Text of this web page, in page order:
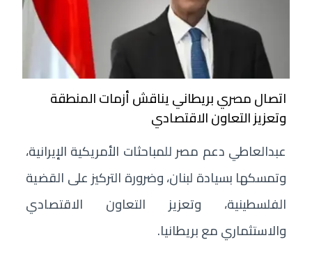
اتصال مصري بريطاني يناقش أزمات المنطقة
وتعزيز التعاون الاقتصادي
عبدالعاطي دعم مصر للمباحثات الأمريكية الإيرانية،
وتمسكها بسيادة لبنان، وضرورة التركيز على القضية
الفلسطينية، وتعزيز التعاون الاقتصادي
والاستثماري مع بريطانيا.